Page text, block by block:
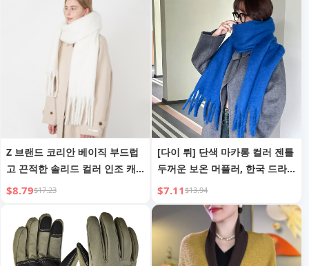
Z 브랜드 코리안 베이직 부드럽
고 끈적한 솔리드 컬러 인조 캐
시미어 테슬 스카프 여성용, 겨
프 숄
$8.79$17.23
[다이 뤼] 단색 마카롱 컬러 젠틀
두꺼운 보온 머플러, 한국 드라
마 분위기 여주 목 워머, 남녀 공
용
$7.11$13.94